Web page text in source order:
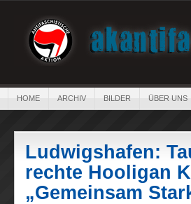
HOME ARCHIV BILDER ÜBER UNS
Ludwigshafen:
rechte Hooligan
„Gemeinsam